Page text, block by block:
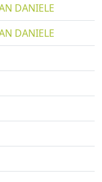
DANIELE
DANIELE